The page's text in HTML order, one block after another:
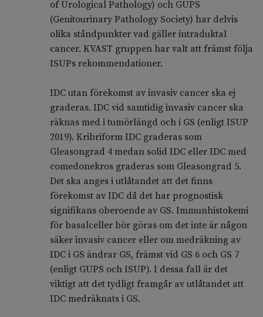
of Urological Pathology) och GUPS
(Genitourinary Pathology Society) har delvis
olika ståndpunkter vad gäller intraduktal
cancer. KVAST gruppen har valt att främst följa
ISUPs rekommendationer.
IDC utan förekomst av invasiv cancer ska ej
graderas. IDC vid samtidig invasiv cancer ska
räknas med i tumörlängd och i GS (enligt ISUP
2019). Kribriform IDC graderas som
Gleasongrad 4 medan solid IDC eller IDC med
comedonekros graderas som Gleasongrad 5.
Det ska anges i utlåtandet att det finns
förekomst av IDC då det har prognostisk
signifikans oberoende av GS. Immunhistokemi
för basalceller bör göras om det inte är någon
säker invasiv cancer eller om medräkning av
IDC i GS ändrar GS, främst vid GS 6 och GS 7
(enligt GUPS och ISUP). I dessa fall är det
viktigt att det tydligt framgår av utlåtandet att
IDC medräknats i GS.